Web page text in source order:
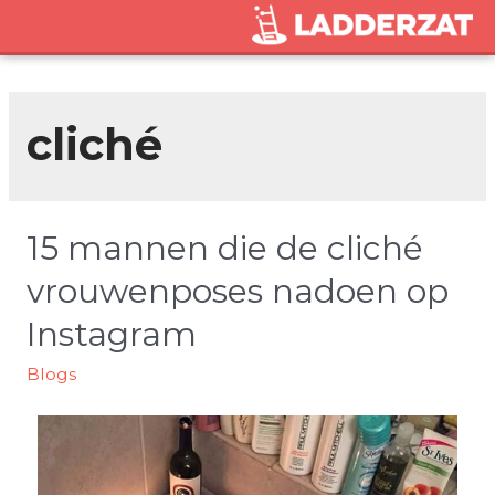
cliché
15 mannen die de cliché
vrouwenposes nadoen op
Instagram
Blogs